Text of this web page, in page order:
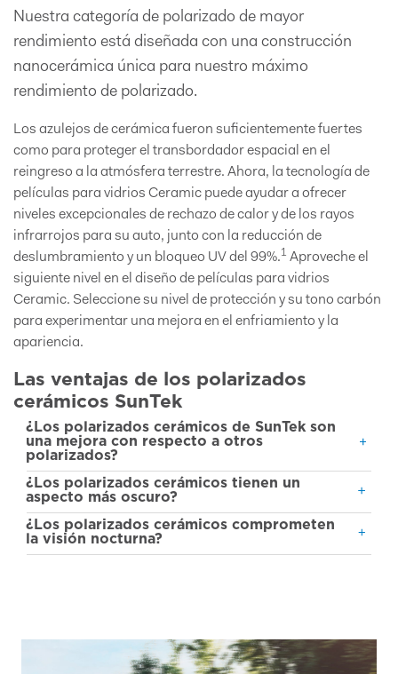
Nuestra categoría de polarizado de mayor
rendimiento está diseñada con una construcción
nanocerámica única para nuestro máximo
rendimiento de polarizado.
Los azulejos de cerámica fueron suficientemente fuertes
como para proteger el transbordador espacial en el
reingreso a la atmósfera terrestre. Ahora, la tecnología de
películas para vidrios Ceramic puede ayudar a ofrecer
niveles excepcionales de rechazo de calor y de los rayos
infrarrojos para su auto, junto con la reducción de
deslumbramiento y un bloqueo UV del 99%.1 Aproveche el
siguiente nivel en el diseño de películas para vidrios
Ceramic. Seleccione su nivel de protección y su tono carbón
para experimentar una mejora en el enfriamiento y la
apariencia.
Las ventajas de los polarizados
cerámicos SunTek
¿Los polarizados cerámicos de SunTek son
una mejora con respecto a otros
polarizados?
¿Los polarizados cerámicos tienen un
aspecto más oscuro?
¿Los polarizados cerámicos comprometen
la visión nocturna?